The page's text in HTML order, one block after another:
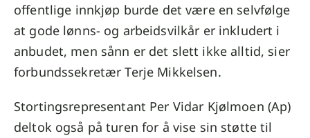
offentlige innkjøp burde det være en selvfølge
at gode lønns- og arbeidsvilkår er inkludert i
anbudet, men sånn er det slett ikke alltid, sier
forbundssekretær Terje Mikkelsen.
Stortingsrepresentant Per Vidar Kjølmoen (Ap)
deltok også på turen for å vise sin støtte til